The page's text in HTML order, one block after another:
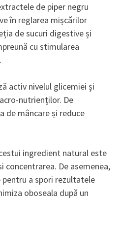
de piper negru
în reglarea mișcărilor
de sucuri digestive și
cu stimularea
activ nivelul glicemiei și
nutrienților. De
de mâncare și reduce
ingredient natural este
concentrarea. De asemenea,
a spori rezultatele
oboseala după un